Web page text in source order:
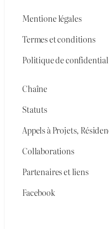
Mentione légales
Termes et conditions
Politique de
Chaîne
Statuts
Appels à Projets,
Collaborations
Partenaires et liens
Facebook